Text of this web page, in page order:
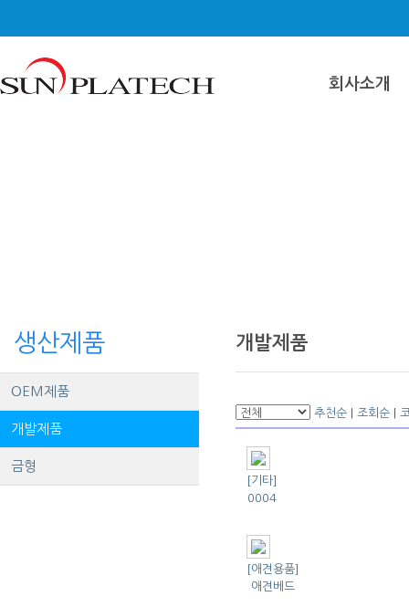
회사소개
생산제품
OEM제품
개발제품
금형
개발제품
추천순 조회순
[기타]
0004
[애견용품]
애견베드